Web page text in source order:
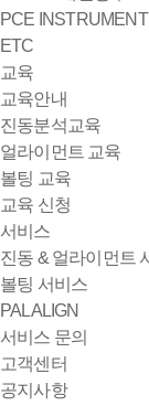
PCE
ETC
교육
교육안내
진동분석교육
얼라이먼트 교육
볼팅 교육
교육 신청
서비스
진동 & 얼라이먼트
볼팅 서비스
PALALIGN
서비스 문의
고객센터
공지사항